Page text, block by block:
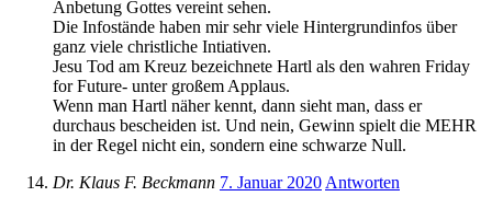
Anbetung Gottes vereint sehen.
Die Infostände haben mir sehr viele Hintergrundinfos über
ganz viele christliche Intiativen.
Jesu Tod am Kreuz bezeichnete Hartl als den wahren Friday
for Future- unter großem Applaus.
Wenn man Hartl näher kennt, dann sieht man, dass er
durchaus bescheiden ist. Und nein, Gewinn spielt die MEHR
in der Regel nicht ein, sondern eine schwarze Null.
Dr. Klaus F. Beckmann 7. Januar 2020 Antworten